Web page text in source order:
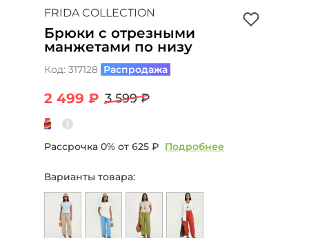
FRIDA COLLECTION
Брюки с отрезными
манжетами по низу
Код: 317128 Распродажа
2 499 ₽ 3 599 ₽
Рассрочка 0% от 625 ₽ Подробнее
Варианты товара: